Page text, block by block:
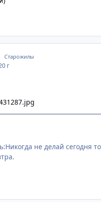
Старожилы
г
не делай сегодня